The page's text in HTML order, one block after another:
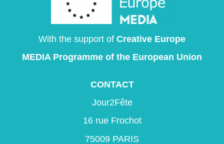
With the support of Creative Europe
MEDIA Programme of the European Union
CONTACT
Jour2Fête
16 rue Frochot
75009 PARIS